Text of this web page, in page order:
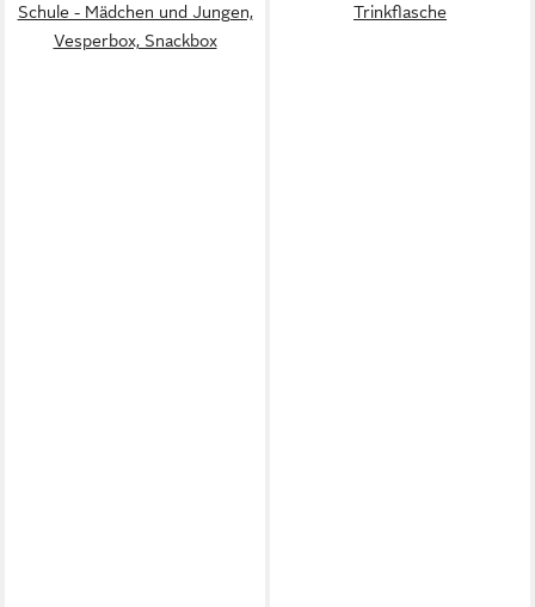
Schule - Mädchen und Jungen,
Vesperbox, Snackbox
Trinkflasche